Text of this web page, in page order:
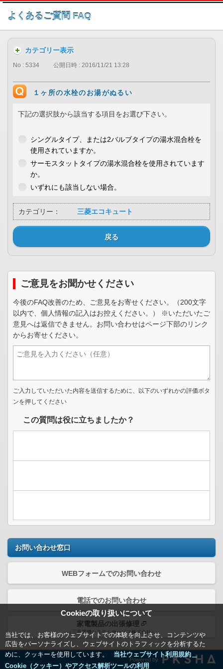
このページの本文へ
よくあるご質問 FAQ
Cookieの取り扱いについて
当社では、お客様のウェブサイトでの体験を向上させ、コンテンツや
広告をパーソナライズし、ウェブサイトのトラフィックを分析するた
めに、クッキーを使用しています。
当社ウェブサイト利用規約＿
Cookie（クッキー）やアクセス解析ツールの利用
カテゴリー表示
No : 5334 公開日時 : 2016/11/21 13:28
１ヶ所の水栓のお湯がぬるい
下記の選択肢から該当する項目をお選び下さい。
シングルタイプ、または2バルブタイプの湯水混合栓を
使用されていますか。
サーモスタットタイプの湯水混合栓を使用されています
か。
いずれにも該当しない場合。
カテゴリー： 三菱エコキュート
戻る
ご意見をお聞かせください
今後のFAQ改善のため、ご意見をお寄せください。（200文字
以内で、個人情報の記入はお控えください。） ※いただいたご
意見へは返信できません。お問い合わせはページ下部のリンク
からお寄せください。
ご入力していただいた内容を送信するために、以下のいずれかの評価ボタ
ンを押してください
この質問は役に立ちましたか？
お問い合わせ窓口
WEBフォームでのお問い合わせ
電話でのお問い合わせ
家電製品の出張修理
（三菱電機システムサービス株式会社）
Powered by